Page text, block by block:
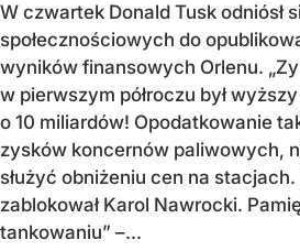
W czwartek Donald Tusk odniósł
społecznościowych do
wyników finansowych Orlenu.
w pierwszym półroczu był
o 10 miliardów! Opodatkowanie
zysków koncernów paliwowych,
służyć obniżeniu cen na stacjach.
zablokował Karol Nawrocki.
tankowaniu” –...